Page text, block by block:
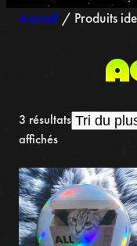
Accueil / Produits
3 résultats
affichésTrié
plus
récent
au
plus